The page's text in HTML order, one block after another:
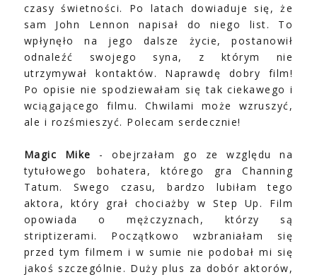
czasy świetności. Po latach dowiaduje się, że
sam John Lennon napisał do niego list. To
wpłynęło na jego dalsze życie, postanowił
odnaleźć swojego syna, z którym nie
utrzymywał kontaktów. Naprawdę dobry film!
Po opisie nie spodziewałam się tak ciekawego i
wciągającego filmu. Chwilami może wzruszyć,
ale i rozśmieszyć. Polecam serdecznie!
Magic Mike - obejrzałam go ze względu na
tytułowego bohatera, którego gra Channing
Tatum. Swego czasu, bardzo lubiłam tego
aktora, który grał chociażby w Step Up. Film
opowiada o mężczyznach, którzy są
striptizerami. Początkowo wzbraniałam się
przed tym filmem i w sumie nie podobał mi się
jakoś szczególnie. Duży plus za dobór aktorów,